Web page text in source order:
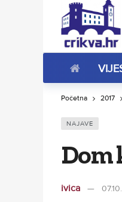
Početna 2017
NAJAVE
Dom
ivica